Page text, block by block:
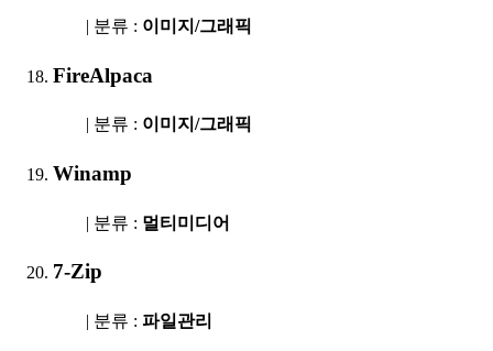
| 분류 : 이미지/그래픽
FireAlpaca
| 분류 : 이미지/그래픽
Winamp
| 분류 : 멀티미디어
7-Zip
| 분류 : 파일관리